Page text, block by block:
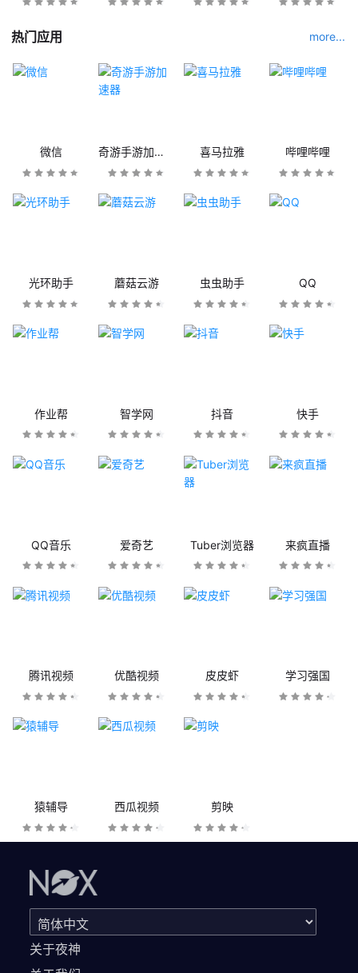
热门应用 more...
微信 奇游手游加速器 喜马拉雅 哔哩哔哩
光环助手 蘑菇云游 虫虫助手 QQ
作业帮 智学网 抖音 快手
QQ音乐 爱奇艺 Tuber浏览器 来疯直播
腾讯视频 优酷视频 皮皮虾 学习强国
猿辅导 西瓜视频 剪映
关于夜神